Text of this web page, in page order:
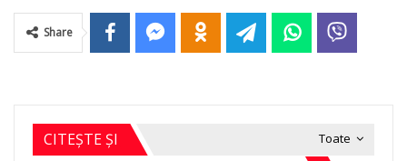
Share
Toate
CITEȘTE ȘI